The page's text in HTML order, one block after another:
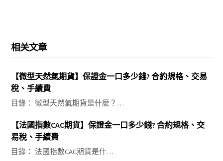
相关文章
【微型天然氣期貨】保證金一口多少錢? 合約規格、交易
稅、手續費
目錄： 微型天然氣期貨是什麼？…
【法國指數CAC期貨】保證金一口多少錢? 合約規格、交
易稅、手續費
目錄： 法國指數CAC期貨是什…